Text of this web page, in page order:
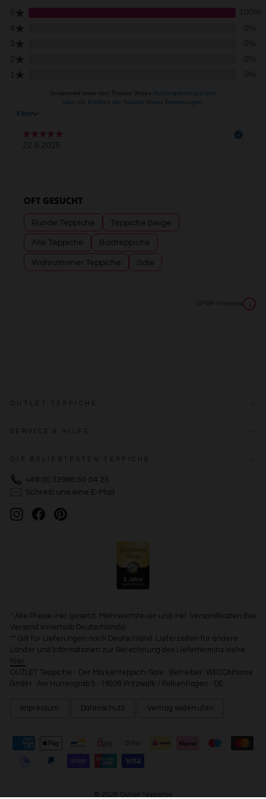
OFT GESUCHT
Runde Teppiche Teppiche Beige
Alle Teppiche Badteppiche
Wohnzimmer Teppiche Sale
GPSR Hinweis i
OUTLET TEPPICHE
SERVICE & HILFE
DIE BELIEBTESTEN TEPPICHE
+49 (0) 33986 50 04 25
Schreib uns eine E-Mail
InstagramFacebookPinterest
* Alle Preise inkl. gesetzl. Mehrwertsteuer und inkl. Versandkosten (bei
Versand innerhalb Deutschlands).
** Gilt für Lieferungen nach Deutschland. Lieferzeiten für andere
Länder und Informationen zur Berechnung des Liefertermins siehe
hier.
OUTLET Teppiche - Der Markenteppich-Sale · Betreiber: WECONhome
GmbH · Am Hünengrab 5 · 16928 Pritzwalk / Falkenhagen · DE
Impressum Datenschutz Vertrag widerrufen
© 2026 Outlet-Teppiche